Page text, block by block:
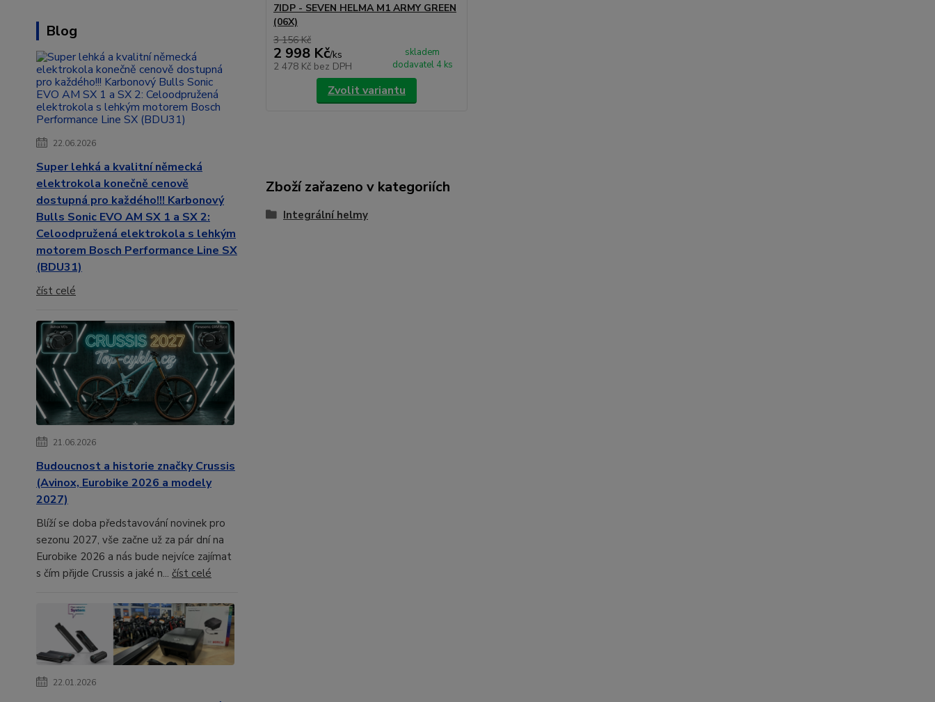
Blog
22.06.2026
Super lehká a kvalitní německá
elektrokola konečně cenově
dostupná pro každého!!! Karbonový
Bulls Sonic EVO AM SX 1 a SX 2:
Celoodpružená elektrokola s lehkým
motorem Bosch Performance Line SX
(BDU31)
číst celé
21.06.2026
Budoucnost a historie značky Crussis
(Avinox, Eurobike 2026 a modely
2027)
Blíží se doba představování novinek pro
sezonu 2027, vše začne už za pár dní na
Eurobike 2026 a nás bude nejvíce zajímat
s čím přijde Crussis a jaké n... číst celé
22.01.2026
7IDP - SEVEN HELMA M1 ARMY GREEN
(06X)
3 156 Kč
2 998 Kč/ks
2 478 Kč bez DPH
skladem
dodavatel 4 ks
Zvolit variantu
Zboží zařazeno v kategoriích
Integrální helmy